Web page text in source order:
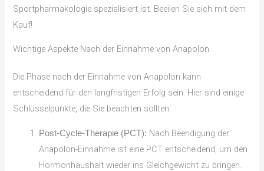
Sportpharmakologie spezialisiert ist. Beeilen Sie sich mit dem
Kauf!
Wichtige Aspekte Nach der Einnahme von Anapolon
Die Phase nach der Einnahme von Anapolon kann
entscheidend für den langfristigen Erfolg sein. Hier sind einige
Schlüsselpunkte, die Sie beachten sollten:
Post-Cycle-Therapie (PCT): Nach Beendigung der
Anapolon-Einnahme ist eine PCT entscheidend, um den
Hormonhaushalt wieder ins Gleichgewicht zu bringen.